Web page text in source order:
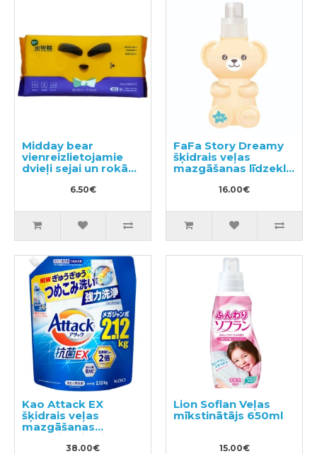
Midday bear
vienreizlietojamie
dvieļi sejai un rokām
80gab
6.50€
FaFa Story Dreamy
šķidrais veļas
mazgāšanas līdzeklis
16.00€
Kao Attack EX
šķidrais veļas
mazgāšanas
līdzeklis, pildviela
38.00€
Lion Soflan Veļas
mīkstinātājs 650ml
15.00€